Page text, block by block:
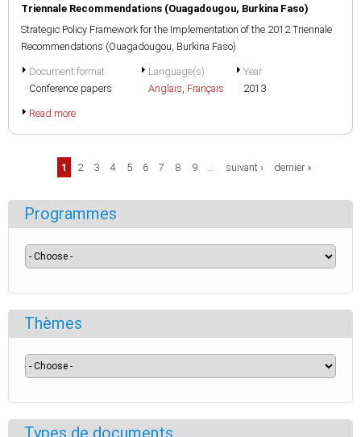
Triennale Recommendations (Ouagadougou, Burkina Faso)
Strategic Policy Framework for the Implementation of the 2012 Triennale
Recommendations (Ouagadougou, Burkina Faso)
Document format
Conference papers
Language(s)
Anglais Français
Year
2013
Read more
1 2 3 4 5 6 7 8 9 suivant › dernier »
Programmes
Thèmes
Types de documents